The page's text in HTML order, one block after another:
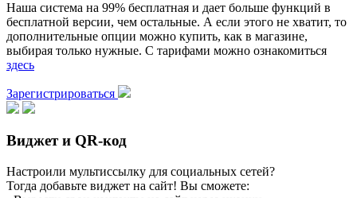
Наша система на 99% бесплатная и дает больше функций в
бесплатной версии, чем остальные. А если этого не хватит, то
дополнительные опции можно купить, как в магазине,
выбирая только нужные. С тарифами можно ознакомиться
здесь
Зарегистрироваться
Виджет и QR-код
Настроили мультиссылку для социальных сетей?
Тогда добавьте виджет на сайт! Вы сможете: